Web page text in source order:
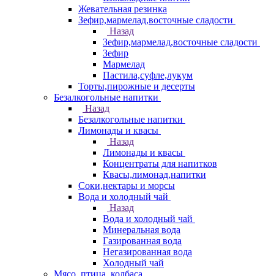
Жевательная резинка
Зефир,мармелад,восточные сладости
Назад
Зефир,мармелад,восточные сладости
Зефир
Мармелад
Пастила,суфле,лукум
Торты,пирожные и десерты
Безалкогольные напитки
Назад
Безалкогольные напитки
Лимонады и квасы
Назад
Лимонады и квасы
Концентраты для напитков
Квасы,лимонад,напитки
Соки,нектары и морсы
Вода и холодный чай
Назад
Вода и холодный чай
Минеральная вода
Газированная вода
Негазированная вода
Холодный чай
Мясо, птица, колбаса